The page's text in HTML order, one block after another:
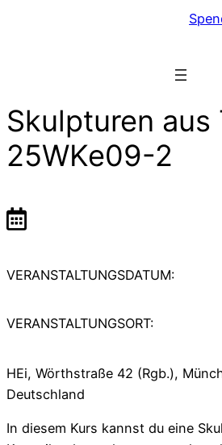
Skulpturen aus
25WKe09-2
VERANSTALTUNGSDATUM:
VERANSTALTUNGSORT:
HEi, Wörthstraße 42 (Rgb.),
Deutschland
In diesem Kurs kannst du eine